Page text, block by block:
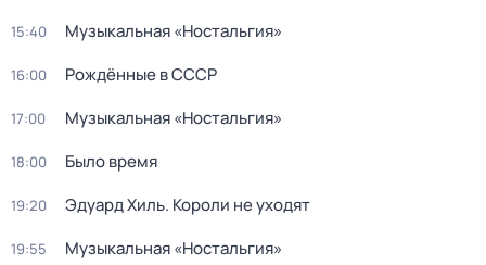
15:40 Музыкальная «Ностальгия»
16:00 Рождённые в СССР
17:00 Музыкальная «Ностальгия»
18:00 Было время
19:20 Эдуард Хиль. Короли не уходят
19:55 Музыкальная «Ностальгия»